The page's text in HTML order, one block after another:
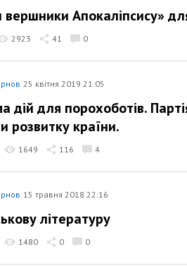
Апокаліпсису»
2923 41 0
25 квітня 2019 21:05
дій для порохоботів.
розвитку країни.
1649 116 4
15 травня 2018 22:16
літературу
1480 0 0